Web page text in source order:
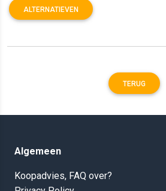
ALTERNATIEVEN
TERUG
Algemeen
Koopadvies, FAQ over?